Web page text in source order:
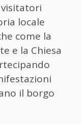
locale
come la
e la Chiesa
il borgo